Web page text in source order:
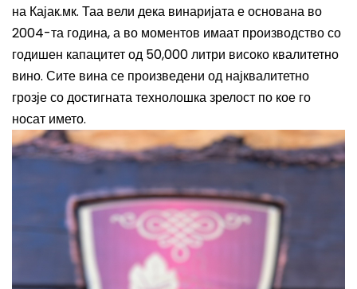
на Кајак.мк. Таа вели дека винаријата е основана во
2004-та година, а во моментов имаат производство со
годишен капацитет од 50,000 литри високо квалитетно
вино. Сите вина се произведени од најквалитетно
грозје со достигната технолошка зрелост по кое го
носат името.